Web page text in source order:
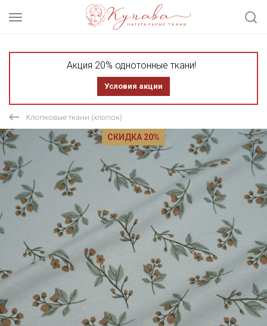
Акция 20% однотонные ткани!
Условия акции
Хлопковые ткани (хлопок)
СКИДКА 20%